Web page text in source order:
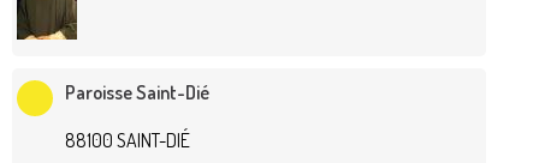
Paroisse Saint-Dié
88100 SAINT-DIÉ